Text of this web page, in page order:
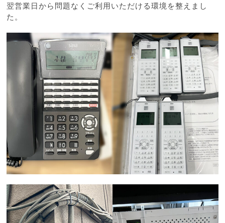
翌営業日から問題なくご利用いただける環境を整えまし
た。